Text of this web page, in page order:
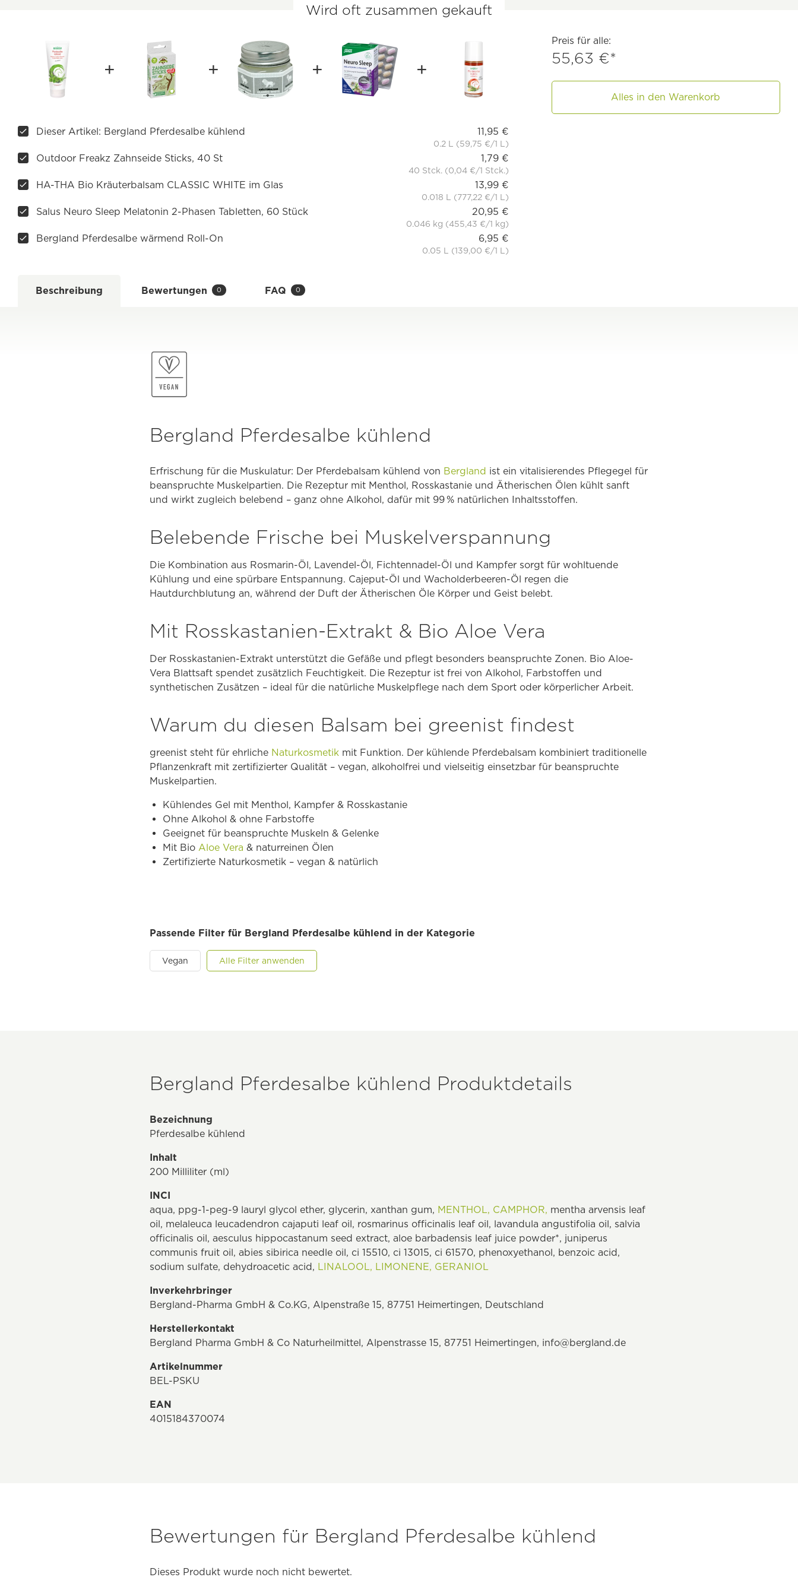
Wird oft zusammen gekauft
Preis für alle:
55,63 €*
Alles in den Warenkorb
Dieser Artikel: Bergland Pferdesalbe kühlend 11,95 €
0.2 L (59,75 €/1 L)
Outdoor Freakz Zahnseide Sticks, 40 St 1,79 €
40 Stck. (0,04 €/1 Stck.)
HA-THA Bio Kräuterbalsam CLASSIC WHITE im Glas 13,99 €
0.018 L (777,22 €/1 L)
Salus Neuro Sleep Melatonin 2-Phasen Tabletten, 60 Stück 20,95 €
0.046 kg (455,43 €/1 kg)
Bergland Pferdesalbe wärmend Roll-On 6,95 €
0.05 L (139,00 €/1 L)
Beschreibung Bewertungen 0 FAQ 0
Bergland Pferdesalbe kühlend
Erfrischung für die Muskulatur: Der Pferdebalsam kühlend von Bergland ist ein vitalisierendes Pflegegel für
beanspruchte Muskelpartien. Die Rezeptur mit Menthol, Rosskastanie und Ätherischen Ölen kühlt sanft
und wirkt zugleich belebend – ganz ohne Alkohol, dafür mit 99 % natürlichen Inhaltsstoffen.
Belebende Frische bei Muskelverspannung
Die Kombination aus Rosmarin-Öl, Lavendel-Öl, Fichtennadel-Öl und Kampfer sorgt für wohltuende
Kühlung und eine spürbare Entspannung. Cajeput-Öl und Wacholderbeeren-Öl regen die
Hautdurchblutung an, während der Duft der Ätherischen Öle Körper und Geist belebt.
Mit Rosskastanien-Extrakt & Bio Aloe Vera
Der Rosskastanien-Extrakt unterstützt die Gefäße und pflegt besonders beanspruchte Zonen. Bio Aloe-
Vera Blattsaft spendet zusätzlich Feuchtigkeit. Die Rezeptur ist frei von Alkohol, Farbstoffen und
synthetischen Zusätzen – ideal für die natürliche Muskelpflege nach dem Sport oder körperlicher Arbeit.
Warum du diesen Balsam bei greenist findest
greenist steht für ehrliche Naturkosmetik mit Funktion. Der kühlende Pferdebalsam kombiniert traditionelle
Pflanzenkraft mit zertifizierter Qualität – vegan, alkoholfrei und vielseitig einsetzbar für beanspruchte
Muskelpartien.
Kühlendes Gel mit Menthol, Kampfer & Rosskastanie
Ohne Alkohol & ohne Farbstoffe
Geeignet für beanspruchte Muskeln & Gelenke
Mit Bio Aloe Vera & naturreinen Ölen
Zertifizierte Naturkosmetik – vegan & natürlich
Passende Filter für Bergland Pferdesalbe kühlend in der Kategorie
Vegan Alle Filter anwenden
Bergland Pferdesalbe kühlend Produktdetails
Bezeichnung
Pferdesalbe kühlend
Inhalt
200 Milliliter (ml)
INCI
aqua, ppg-1-peg-9 lauryl glycol ether, glycerin, xanthan gum, MENTHOL, CAMPHOR, mentha arvensis leaf
oil, melaleuca leucadendron cajaputi leaf oil, rosmarinus officinalis leaf oil, lavandula angustifolia oil, salvia
officinalis oil, aesculus hippocastanum seed extract, aloe barbadensis leaf juice powder*, juniperus
communis fruit oil, abies sibirica needle oil, ci 15510, ci 13015, ci 61570, phenoxyethanol, benzoic acid,
sodium sulfate, dehydroacetic acid, LINALOOL, LIMONENE, GERANIOL
Inverkehrbringer
Bergland-Pharma GmbH & Co.KG, Alpenstraße 15, 87751 Heimertingen, Deutschland
Herstellerkontakt
Bergland Pharma GmbH & Co Naturheilmittel, Alpenstrasse 15, 87751 Heimertingen, info@bergland.de
Artikelnummer
BEL-PSKU
EAN
4015184370074
Bewertungen für Bergland Pferdesalbe kühlend
Dieses Produkt wurde noch nicht bewertet.